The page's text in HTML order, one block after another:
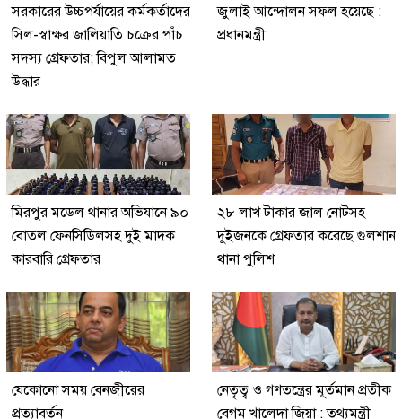
সরকারের উচ্চপর্যায়ের কর্মকর্তাদের
সিল-স্বাক্ষর জালিয়াতি চক্রের পাঁচ
সদস্য গ্রেফতার; বিপুল আলামত
উদ্ধার
জুলাই আন্দোলন সফল হয়েছে :
প্রধানমন্ত্রী
মিরপুর মডেল থানার অভিযানে ৯০
বোতল ফেনসিডিলসহ দুই মাদক
কারবারি গ্রেফতার
২৮ লাখ টাকার জাল নোটসহ
দুইজনকে গ্রেফতার করেছে গুলশান
থানা পুলিশ
যেকোনো সময় বেনজীরের
প্রত্যাবর্তন
নেতৃত্ব ও গণতন্ত্রের মূর্তমান প্রতীক
বেগম খালেদা জিয়া : তথ্যমন্ত্রী